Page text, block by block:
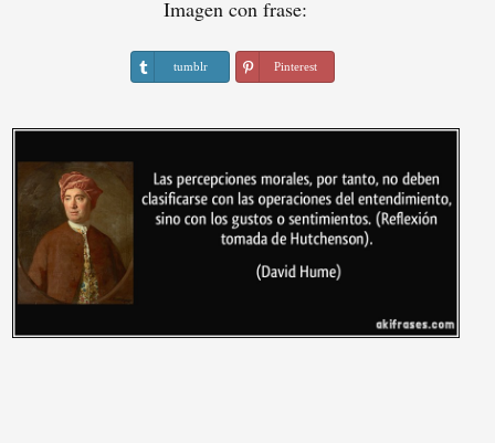
Imagen con frase:
tumblr Pinterest